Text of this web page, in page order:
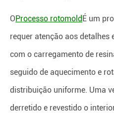
OProcesso rotomoldÉ um
requer atenção aos detalhes
com o carregamento de
seguido de aquecimento e
distribuição uniforme. Uma
derretido e revestido o